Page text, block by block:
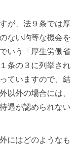
が、法９条では厚
ない均等な機会を
いう「厚生労働省
条の３に列挙され
ていますので、結
以外の場合には、
遇が認められない
にはどのようなも